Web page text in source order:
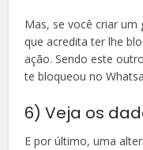
Mas, se você criar um
que acredita ter lhe
ação. Sendo este
te bloqueou no
6) Veja os
E por último, uma